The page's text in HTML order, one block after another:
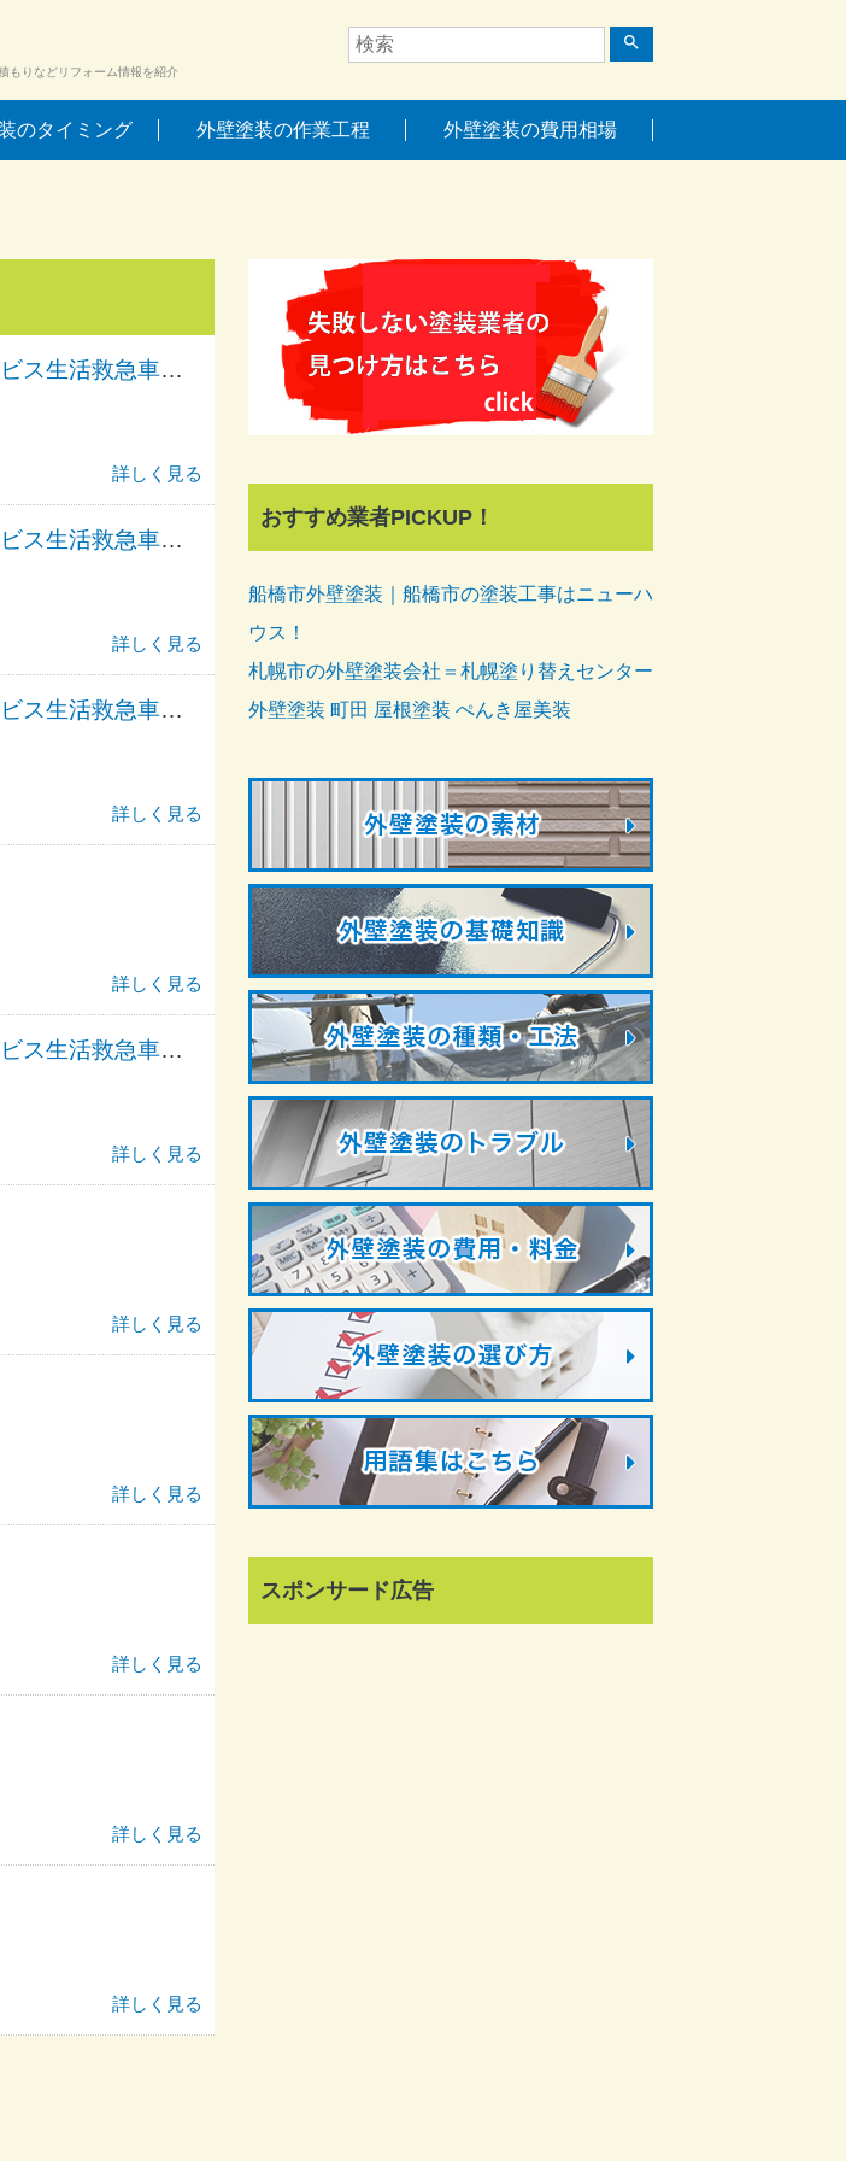
もりなどリフォーム情報を紹介
search
のタイミング 外壁塗装の作業工程 外壁塗装の費用相場
アーアーアーアンシン・リフォームサービス生活救急車ＪＢＲ／出張エリア・中野区・沼袋駅前・野方・若宮・鷺ノ宮駅前・江古田・江原町受付
詳しく見る
アーアーアーアンシン・リフォームサービス生活救急車ＪＢＲ／出張エリア・中野区・中野駅前・中野・新井受付
詳しく見る
アーアーアーアンシン・リフォームサービス生活救急車ＪＢＲ／出張エリア・中野区・鷺ノ宮駅前・鷺宮・大和受付
詳しく見る
詳しく見る
アーアーアーアンシン・リフォームサービス生活救急車ＪＢＲ／出張エリア・中野区・中野駅前・鷺ノ宮駅前・中野・東中野・本町総合受付
詳しく見る
詳しく見る
詳しく見る
詳しく見る
詳しく見る
詳しく見る
おすすめ業者PICKUP！
船橋市外壁塗装｜船橋市の塗装工事はニューハ
ウス！
札幌市の外壁塗装会社＝札幌塗り替えセンター
外壁塗装 町田 屋根塗装 ぺんき屋美装
スポンサード広告